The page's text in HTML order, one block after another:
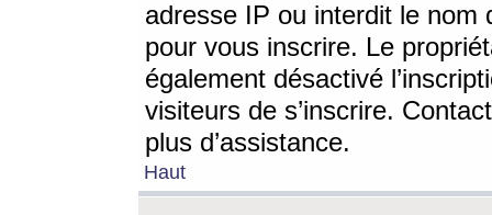
adresse IP ou interdit le nom
pour vous inscrire. Le
également désactivé
visiteurs de s’inscrire.
plus d’assistance.
Haut